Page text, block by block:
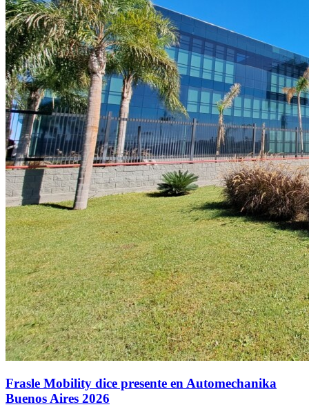
Frasle Mobility dice presente en Automechanika
Buenos Aires 2026